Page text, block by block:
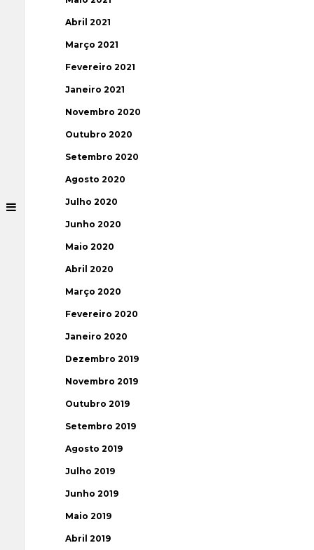
Abril 2021
Março 2021
Fevereiro 2021
Janeiro 2021
Novembro 2020
Outubro 2020
Setembro 2020
Agosto 2020
Julho 2020
Junho 2020
Maio 2020
Abril 2020
Março 2020
Fevereiro 2020
Janeiro 2020
Dezembro 2019
Novembro 2019
Outubro 2019
Setembro 2019
Agosto 2019
Julho 2019
Junho 2019
Maio 2019
Abril 2019